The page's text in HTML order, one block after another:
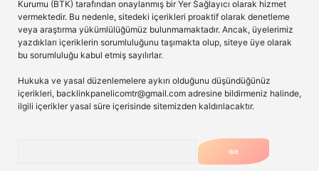
Kurumu (BTK) tarafından onaylanmış bir Yer Sağlayıcı olarak hizmet
vermektedir. Bu nedenle, sitedeki içerikleri proaktif olarak denetleme
veya araştırma yükümlülüğümüz bulunmamaktadır. Ancak, üyelerimiz
yazdıkları içeriklerin sorumluluğunu taşımakta olup, siteye üye olarak
bu sorumluluğu kabul etmiş sayılırlar.
Hukuka ve yasal düzenlemelere aykırı olduğunu düşündüğünüz
içerikleri, backlinkpanelicomtr@gmail.com adresine bildirmeniz halinde,
ilgili içerikler yasal süre içerisinde sitemizden kaldırılacaktır.